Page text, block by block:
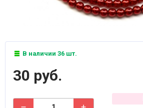
В наличии 36 шт.
30 руб.